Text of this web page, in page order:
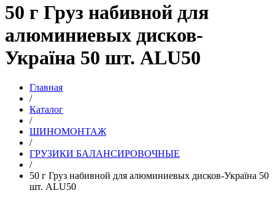
50 г Груз набивной для
алюминиевых дисков-
Україна 50 шт. ALU50
Главная
/
Каталог
/
ШИНОМОНТАЖ
/
ГРУЗИКИ БАЛАНСИРОВОЧНЫЕ
/
50 г Груз набивной для алюминиевых дисков-Україна 50
шт. ALU50